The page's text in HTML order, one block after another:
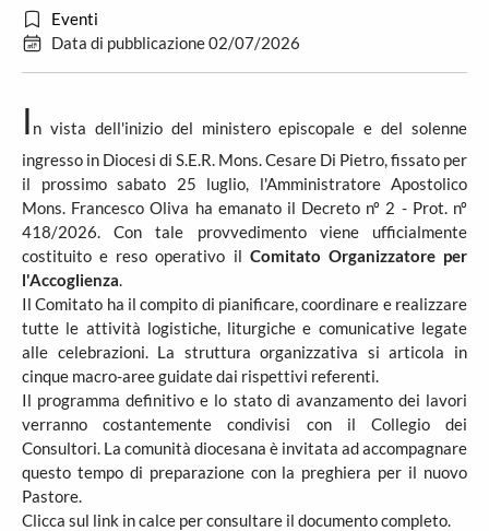
Eventi
Data di pubblicazione 02/07/2026
I n vista dell'inizio del ministero episcopale e del solenne
ingresso in Diocesi di S.E.R. Mons. Cesare Di Pietro, fissato per
il prossimo sabato 25 luglio, l'Amministratore Apostolico
Mons. Francesco Oliva ha emanato il Decreto nº 2 - Prot. nº
418/2026. Con tale provvedimento viene ufficialmente
costituito e reso operativo il Comitato Organizzatore per
l'Accoglienza.
Il Comitato ha il compito di pianificare, coordinare e realizzare
tutte le attività logistiche, liturgiche e comunicative legate
alle celebrazioni. La struttura organizzativa si articola in
cinque macro-aree guidate dai rispettivi referenti.
Il programma definitivo e lo stato di avanzamento dei lavori
verranno costantemente condivisi con il Collegio dei
Consultori. La comunità diocesana è invitata ad accompagnare
questo tempo di preparazione con la preghiera per il nuovo
Pastore.
Clicca sul link in calce per consultare il documento completo.